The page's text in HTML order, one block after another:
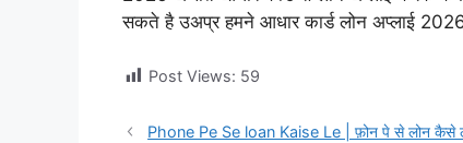
सकते है उअप्र हमने आधार कार्ड लोन अप्लाई 2026
Post Views: 59
Phone Pe Se loan Kaise Le | फ़ोन पे से लोन कैसे